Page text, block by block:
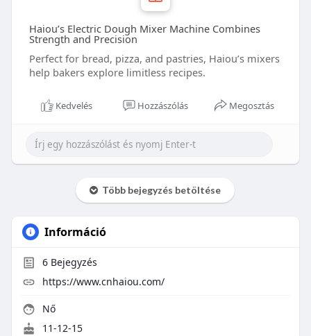
Haiou’s Electric Dough Mixer Machine Combines
Strength and Precision
Perfect for bread, pizza, and pastries, Haiou’s mixers
help bakers explore limitless recipes.
Kedvelés Hozzászólás Megosztás
Több bejegyzés betöltése
Információ
6Bejegyzés
https://www.cnhaiou.com/
Nő
11-12-15